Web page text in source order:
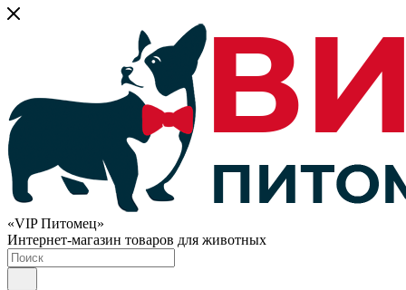
«VIP Питомец»
Интернет-магазин товаров для животных